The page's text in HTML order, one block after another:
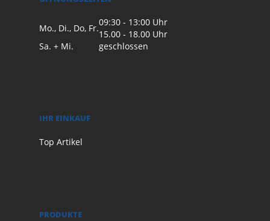
Mo., Di., Do, Fr.
09:30 - 13:00 Uhr
15.00 - 18.00 Uhr
Sa. + Mi.
geschlossen
IHR EINKAUF
Top Artikel
PRODUKTE